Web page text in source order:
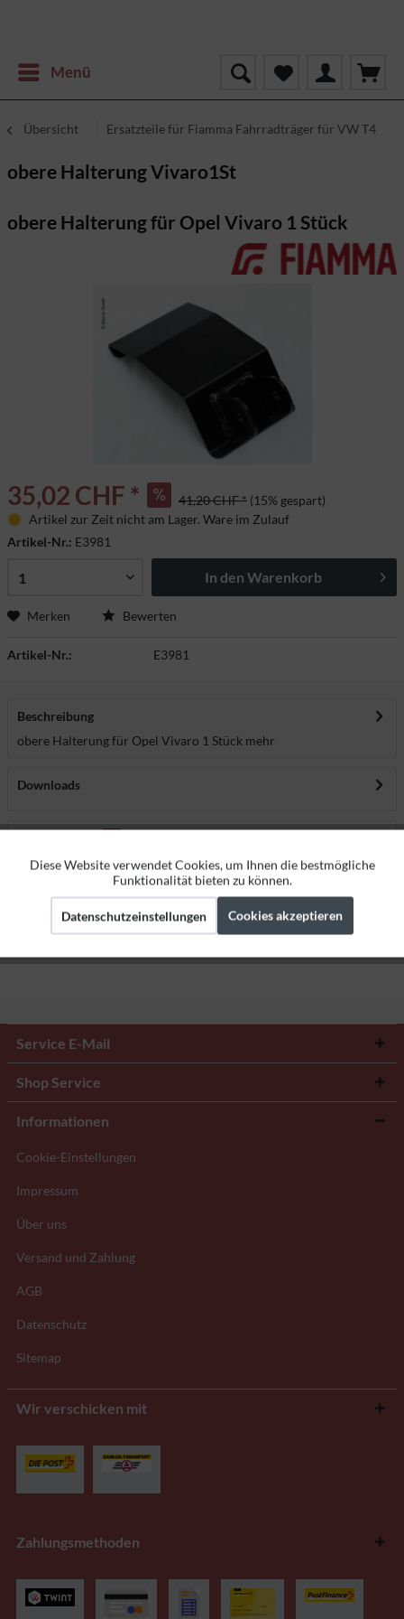
Menü
Übersicht Ersatzteile für Fiamma Fahrradträger für VW T4
obere Halterung Vivaro1St
obere Halterung für Opel Vivaro 1 Stück
35,02 CHF * 41,20 CHF * (15% gespart)
Artikel zur Zeit nicht am Lager. Ware im Zulauf
Artikel-Nr.: E3981
In den Warenkorb
Merken Bewerten
Artikel-Nr.: E3981
Beschreibung
obere Halterung für Opel Vivaro 1 Stück mehr
Downloads
Bewertungen lesen, schreiben und diskutieren...mehr
Service E-Mail
Shop Service
Informationen
Cookie-Einstellungen
Impressum
Über uns
Versand und Zahlung
AGB
Datenschutz
Sitemap
Wir verschicken mit
Zahlungsmethoden
Funktionale Aktiv
Marketing Aktiv
Diese Website verwendet Cookies, um Ihnen die bestmögliche
Funktionalität bieten zu können.
Datenschutzeinstellungen Cookies akzeptieren